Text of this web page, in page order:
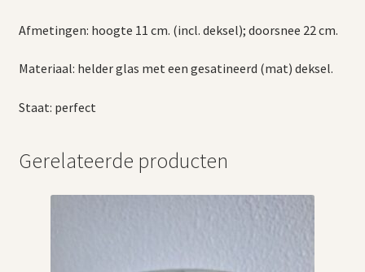
Afmetingen: hoogte 11 cm. (incl. deksel); doorsnee 22 cm.
Materiaal: helder glas met een gesatineerd (mat) deksel.
Staat: perfect
Gerelateerde producten